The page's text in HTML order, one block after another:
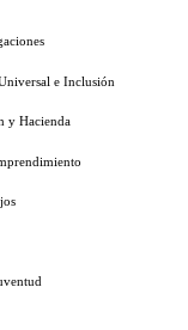
e Inclusión
y Hacienda